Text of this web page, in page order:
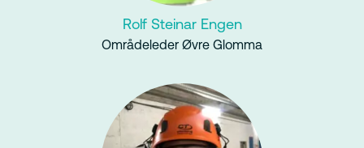
Rolf Steinar Engen
Områdeleder Øvre Glomma